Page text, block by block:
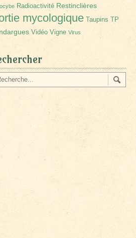
Radioactivité Restinclières
mycologique Taupins TP
Vidéo Vigne Virus